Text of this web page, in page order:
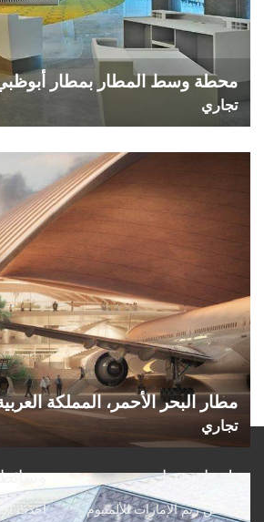
محطة وسط المطار بمطار
تجاري
مطار البحر الأحمر، المملكة
تجاري
معلومات عنا
لمحة عن ريم الإمارات للألمنيوم أحدث